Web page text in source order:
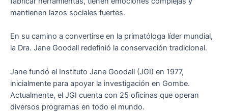
mantienen lazos sociales fuertes.
En su camino a convertirse en la primatóloga líder mundial,
la Dra. Jane Goodall redefinió la conservación tradicional.
Jane fundó el Instituto Jane Goodall (JGI) en 1977,
inicialmente para apoyar la investigación en Gombe.
Actualmente, el JGI cuenta con 25 oficinas que operan
diversos programas en todo el mundo.